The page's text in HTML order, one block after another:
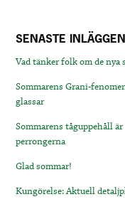
SENASTE INLÄGGEN
Vad tänker folk om de nya
Sommarens Grani-
glassar
Sommarens tåguppehåll
perrongerna
Glad sommar!
Kungörelse: Aktuell